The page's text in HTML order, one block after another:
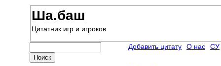
Ша.баш
Цитатник игр и игроков
Добавить цитату О нас СУ